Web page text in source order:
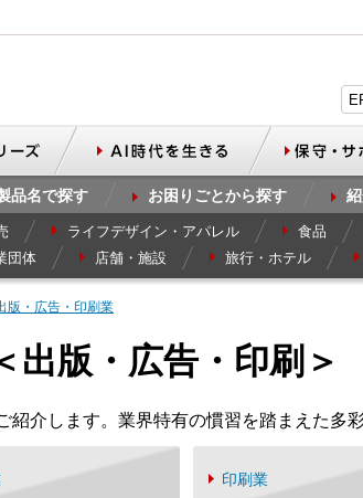
品名で探す お困りごとから探す
ライフデザイン・アパレル 食品
団体 店舗・施設 旅行・ホテル
版・広告・印刷業
出版・広告・印刷＞
介します。業界特有の慣習を踏まえた多
印刷業